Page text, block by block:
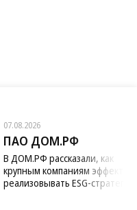
07.08.2026
ПАО ДОМ.РФ
В ДОМ.РФ рассказали, как
крупным компаниям
реализовывать ESG-стратегию